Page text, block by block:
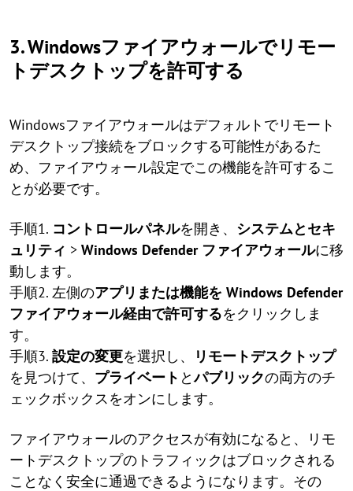
3. Windowsファイアウォールでリモー
トデスクトップを許可する
Windowsファイアウォールはデフォルトでリモート
デスクトップ接続をブロックする可能性があるた
め、ファイアウォール設定でこの機能を許可するこ
とが必要です。
手順1. コントロールパネルを開き、 システムとセキ
ュリティ > Windows Defender ファイアウォールに移
動します。
手順2. 左側のアプリまたは機能を Windows Defender
ファイアウォール経由で許可するをクリックしま
す。
手順3. 設定の変更を選択し、
リモートデスクトップ
を見つけて、 プライベート とパブリックの両方のチ
ェックボックスをオンにします。
ファイアウォールのアクセスが有効になると、リモ
ートデスクトップのトラフィックはブロックされる
ことなく安全に通過できるようになります。その